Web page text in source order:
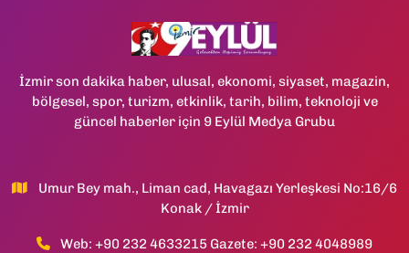
İzmir son dakika haber, ulusal, ekonomi, siyaset, magazin,
bölgesel, spor, turizm, etkinlik, tarih, bilim, teknoloji ve
güncel haberler için 9 Eylül Medya Grubu
Umur Bey mah., Liman cad, Havagazı Yerleşkesi No:16/6
Konak / İzmir
Web: +90 232 4633215 Gazete: +90 232 4048989